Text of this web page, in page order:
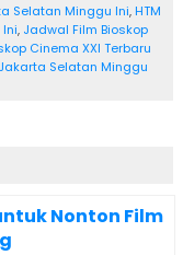
Selatan Minggu Ini, HTM
, Jadwal Film Bioskop
Cinema XXI Terbaru
Selatan Minggu
Nonton Film